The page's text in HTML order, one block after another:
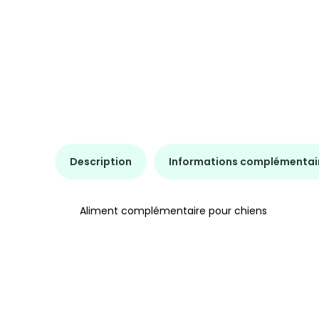
Description Informations
Aliment complémentaire pour chiens